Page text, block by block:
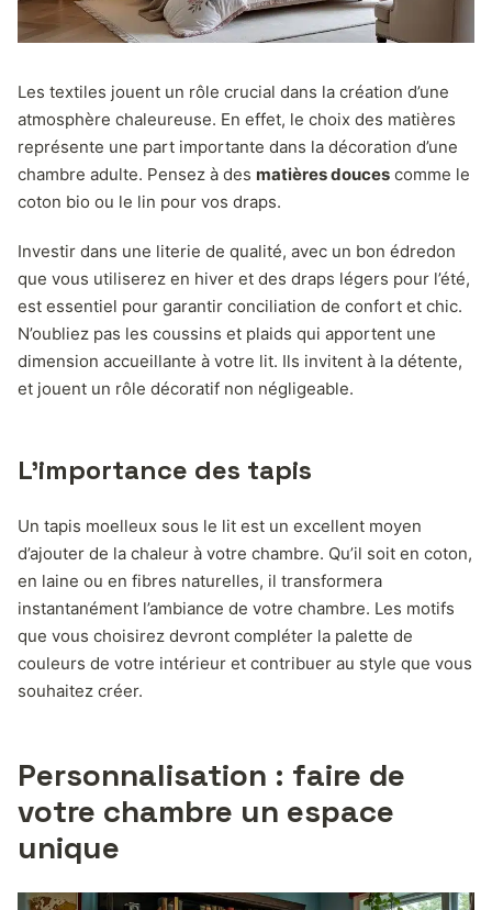
Les textiles jouent un rôle crucial dans la création d’une
atmosphère chaleureuse. En effet, le choix des matières
représente une part importante dans la décoration d’une
chambre adulte. Pensez à des matières douces comme le
coton bio ou le lin pour vos draps.
Investir dans une literie de qualité, avec un bon édredon
que vous utiliserez en hiver et des draps légers pour l’été,
est essentiel pour garantir conciliation de confort et chic.
N’oubliez pas les coussins et plaids qui apportent une
dimension accueillante à votre lit. Ils invitent à la détente,
et jouent un rôle décoratif non négligeable.
L’importance des tapis
Un tapis moelleux sous le lit est un excellent moyen
d’ajouter de la chaleur à votre chambre. Qu’il soit en coton,
en laine ou en fibres naturelles, il transformera
instantanément l’ambiance de votre chambre. Les motifs
que vous choisirez devront compléter la palette de
couleurs de votre intérieur et contribuer au style que vous
souhaitez créer.
Personnalisation : faire de
votre chambre un espace
unique